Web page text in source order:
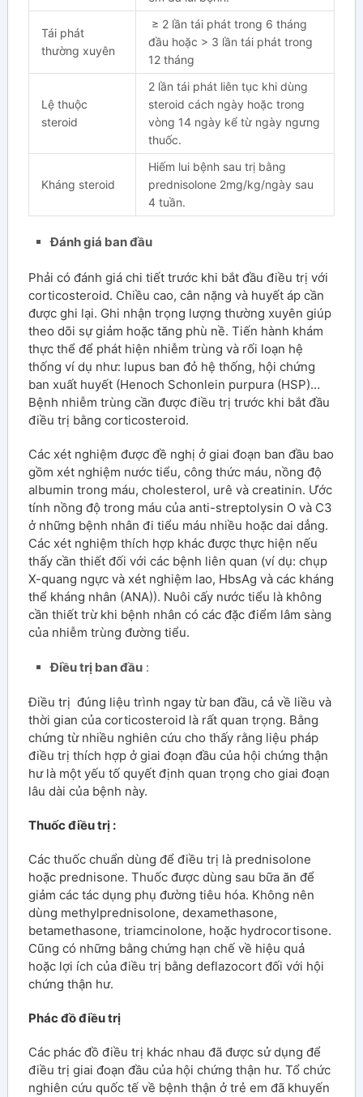
Tái phát
thường xuyên
≥ 2 lần tái phát trong 6 tháng
đầu hoặc > 3 lần tái phát trong
12 tháng
Lệ thuộc
steroid
2 lần tái phát liên tục khi dùng
steroid cách ngày hoặc trong
vòng 14 ngày kể từ ngày ngưng
thuốc.
Kháng steroid
Hiếm lui bệnh sau trị bằng
prednisolone 2mg/kg/ngày sau
4 tuần.
Đánh giá ban đầu
Phải có đánh giá chi tiết trước khi bắt đầu điều trị với
corticosteroid. Chiều cao, cân nặng và huyết áp cần
được ghi lại. Ghi nhận trọng lượng thường xuyên giúp
theo dõi sự giảm hoặc tăng phù nề. Tiến hành khám
thực thể để phát hiện nhiễm trùng và rối loạn hệ
thống ví dụ như: lupus ban đỏ hệ thống, hội chứng
ban xuất huyết (Henoch Schonlein purpura (HSP)…
Bệnh nhiễm trùng cần được điều trị trước khi bắt đầu
điều trị bằng corticosteroid.
Các xét nghiệm được đề nghị ở giai đoạn ban đầu bao
gồm xét nghiệm nước tiểu, công thức máu, nồng độ
albumin trong máu, cholesterol, urê và creatinin. Ước
tính nồng độ trong máu của anti-streptolysin O và C3
ở những bệnh nhân đi tiểu máu nhiều hoặc dai dẳng.
Các xét nghiệm thích hợp khác được thực hiện nếu
thấy cần thiết đối với các bệnh liên quan (ví dụ: chụp
X-quang ngực và xét nghiệm lao, HbsAg và các kháng
thể kháng nhân (ANA)). Nuôi cấy nước tiểu là không
cần thiết trừ khi bệnh nhân có các đặc điểm lâm sàng
của nhiễm trùng đường tiểu.
Điều trị ban đầu:
Điều trị đúng liệu trình ngay từ ban đầu, cả về liều và
thời gian của corticosteroid là rất quan trọng. Bằng
chứng từ nhiều nghiên cứu cho thấy rằng liệu pháp
điều trị thích hợp ở giai đoạn đầu của hội chứng thận
hư là một yếu tố quyết định quan trọng cho giai đoạn
lâu dài của bệnh này.
Thuốc điều trị :
Các thuốc chuẩn dùng để điều trị là prednisolone
hoặc prednisone. Thuốc được dùng sau bữa ăn để
giảm các tác dụng phụ đường tiêu hóa. Không nên
dùng methylprednisolone, dexamethasone,
betamethasone, triamcinolone, hoặc hydrocortisone.
Cũng có những bằng chứng hạn chế về hiệu quả
hoặc lợi ích của điều trị bằng deflazocort đối với hội
chứng thận hư.
Phác đồ điều trị
Các phác đồ điều trị khác nhau đã được sử dụng để
điều trị giai đoạn đầu của hội chứng thận hư. Tổ chức
nghiên cứu quốc tế về bệnh thận ở trẻ em đã khuyến